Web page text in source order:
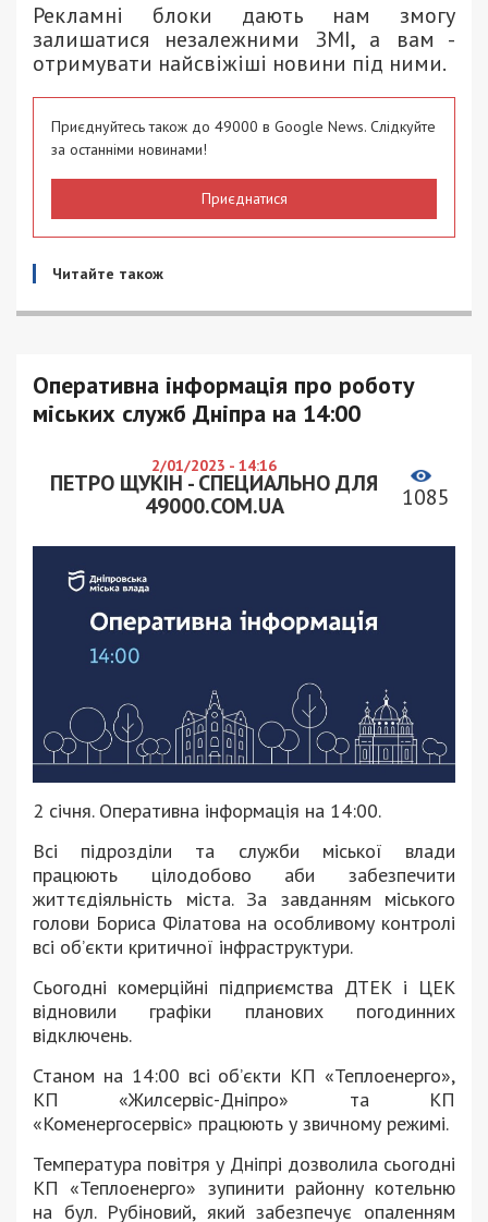
Рекламні блоки дають нам змогу
залишатися незалежними ЗМІ, а вам -
отримувати найсвіжіші новини під ними.
Приєднуйтесь також до 49000 в Google News. Слідкуйте
за останніми новинами!
Приєднатися
Читайте також
Оперативна інформація про роботу
міських служб Дніпра на 14:00
2/01/2023 - 14:16
ПЕТРО ЩУКІН - СПЕЦИАЛЬНО ДЛЯ
49000.COM.UA
1085
2 cічня. Оперативна інформація на 14:00.
Всі підрозділи та служби міської влади
працюють цілодобово аби забезпечити
життєдіяльність міста. За завданням міського
голови Бориса Філатова на особливому контролі
всі об’єкти критичної інфраструктури.
Сьогодні комерційні підприємства ДТЕК і ЦЕК
відновили графіки планових погодинних
відключень.
Станом на 14:00 всі об’єкти КП «Теплоенерго»,
КП «Жилсервіс-Дніпро» та КП
«Коменергосервіс» працюють у звичному режимі.
Температура повітря у Дніпрі дозволила сьогодні
КП «Теплоенерго» зупинити районну котельню
на бул. Рубіновий, який забезпечує опаленням